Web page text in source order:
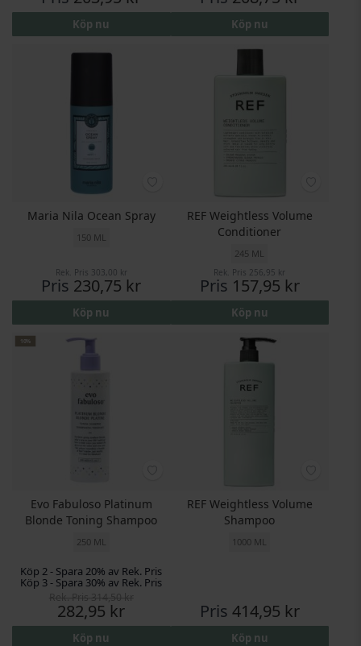
Köp nu Köp nu
Maria Nila Ocean Spray
150 ML
Rek. Pris 303,00 kr
Pris 230,75 kr
Köp nu
REF Weightless Volume
Conditioner
245 ML
Rek. Pris 256,95 kr
Pris 157,95 kr
Köp nu
10%
Evo Fabuloso Platinum
Blonde Toning Shampoo
250 ML
Köp 2 - Spara 20% av Rek. Pris
Köp 3 - Spara 30% av Rek. Pris
Pris
282,95 kr
Köp nu
REF Weightless Volume
Shampoo
1000 ML
Pris 414,95 kr
Köp nu